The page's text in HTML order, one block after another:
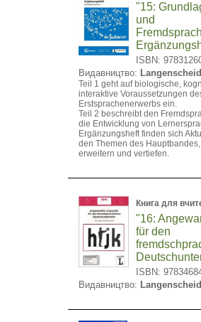
"15:
und
ISBN:
Видавництво:
Teil 1 geht auf biologische,
interaktive Voraussetzungen
Erstsprachenerwerbs ein.
Teil 2 beschreibt den
die Entwicklung von
Ergänzungsheft finden sich
den Themen des
erweitern und vertiefen.
Книга для
"16:
für den
ISBN:
Видавництво: